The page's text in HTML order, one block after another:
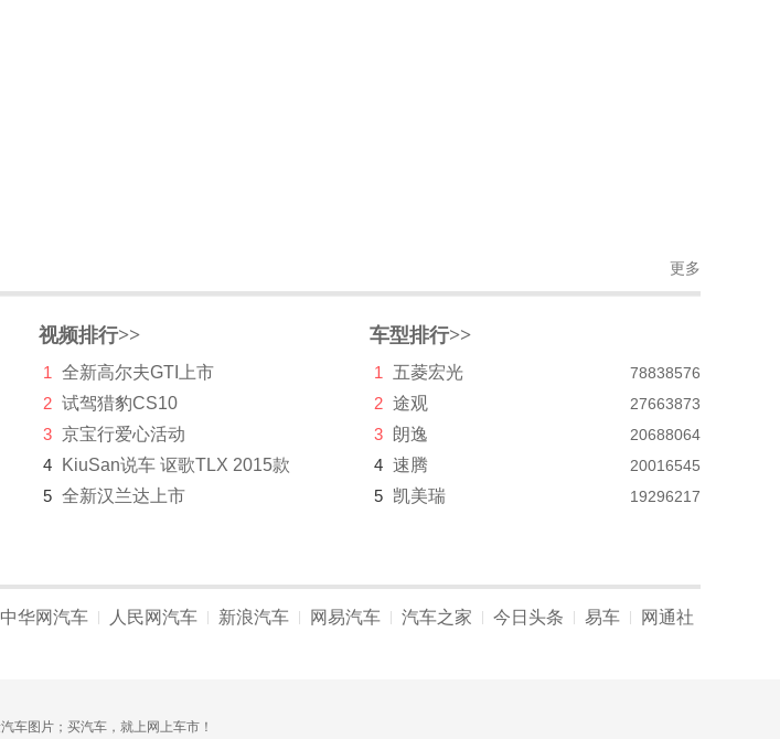
更多
视频排行>>
1
全新高尔夫GTI上市
2 试驾猎豹CS10
3 京宝行爱心活动
4
KiuSan说车 讴歌TLX 2015款
5 全新汉兰达上市
车型排行>>
1 五菱宏光 78838576
2 途观 27663873
3 朗逸 20688064
4 速腾 20016545
5 凯美瑞 19296217
中华网汽车 人民网汽车 新浪汽车 网易汽车 汽车之家 今日头条 易车 网通社